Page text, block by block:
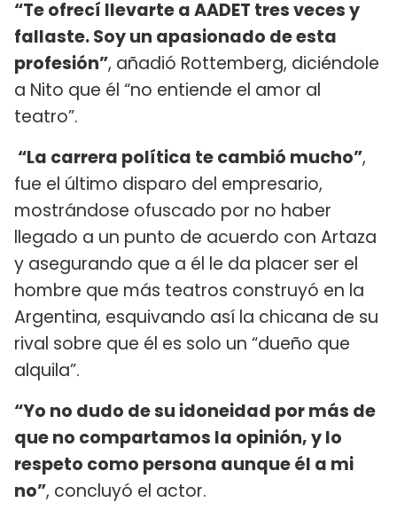
“Te ofrecí llevarte a AADET tres veces y
fallaste. Soy un apasionado de esta
profesión”, añadió Rottemberg, diciéndole
a Nito que él “no entiende el amor al
teatro”.
“La carrera política te cambió mucho”,
fue el último disparo del empresario,
mostrándose ofuscado por no haber
llegado a un punto de acuerdo con Artaza
y asegurando que a él le da placer ser el
hombre que más teatros construyó en la
Argentina, esquivando así la chicana de su
rival sobre que él es solo un “dueño que
alquila”.
“Yo no dudo de su idoneidad por más de
que no compartamos la opinión, y lo
respeto como persona aunque él a mi
no”, concluyó el actor.